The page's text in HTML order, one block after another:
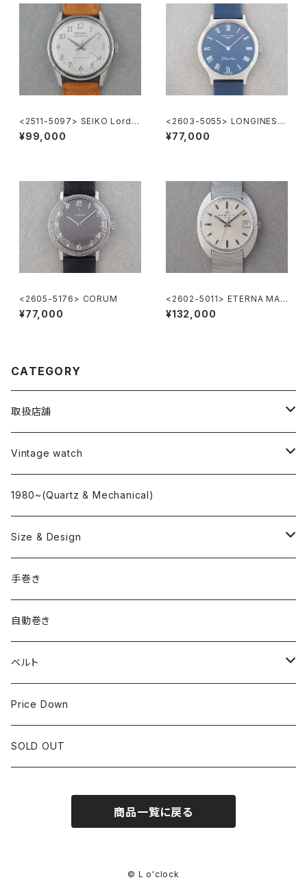
<2511-5097> SEIKO Lord
Marvel
¥99,000
<2603-5055> LONGINES F
lagship
¥77,000
<2605-5176> CORUM
¥77,000
<2602-5011> ETERNA MAT
IC 3003
¥132,000
CATEGORY
取扱店舗
L o'clock
"delve"
Vintage watch
海外ブランド
OMEGA
ROLEX
国産ブランド
SEIKO
CITIZEN
1980~(Quartz & Mechanical)
Size & Design
~24.9mm
25mm~29.9mm
30mm~34.9mm
35mm~39.9mm
40mm~
手巻き
自動巻き
ベルト
HIRSCHベルト
SSブレスレット
Price Down
SOLD OUT
商品一覧に戻る
© L o'clock